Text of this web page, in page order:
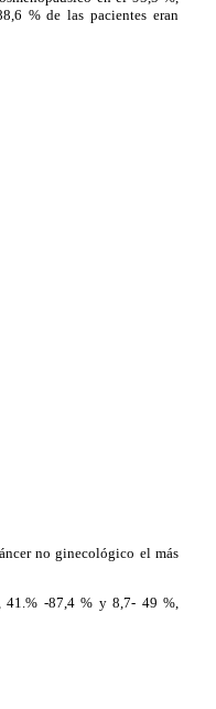
% de las pacientes eran
no ginecológico el más
41.% -87,4 % y 8,7- 49 %,